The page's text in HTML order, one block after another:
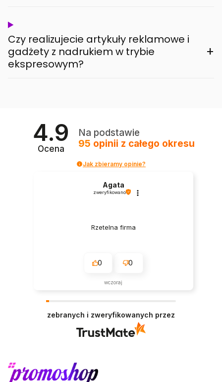
Czy realizujecie artykuły reklamowe i
gadżety z nadrukiem w trybie
ekspresowym?
+
4.9
Ocena
Na podstawie
95 opinii z całego okresu
Jak zbieramy opinie?
Agata
zweryfikowano
Rzetelna firma
0 0
wczoraj
zebranych i zweryfikowanych przez